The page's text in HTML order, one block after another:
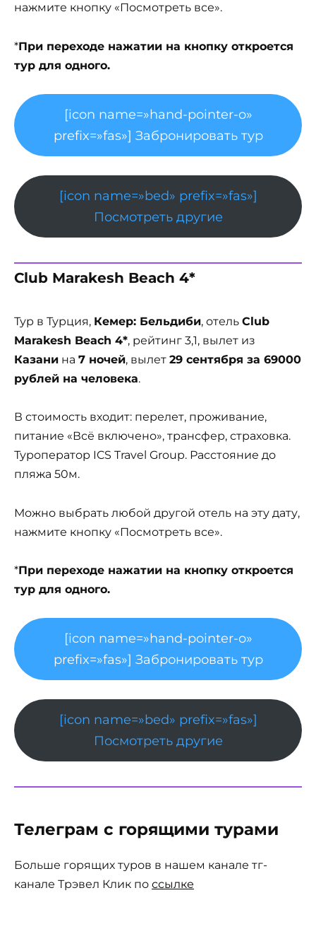
нажмите кнопку «Посмотреть все».
*При переходе нажатии на кнопку откроется
тур для одного.
[icon name=»hand-pointer-o»
prefix=»fas»] Забронировать тур
[icon name=»bed» prefix=»fas»]
Посмотреть другие
Club Marakesh Beach 4*
Тур в Турция, Кемер: Бельдиби, отель Club
Marakesh Beach 4*, рейтинг 3,1, вылет из
Казани на 7 ночей, вылет 29 сентября за 69000
рублей на человека.
В стоимость входит: перелет, проживание,
питание «Всё включено», трансфер, страховка.
Туроператор ICS Travel Group. Расстояние до
пляжа 50м.
Можно выбрать любой другой отель на эту дату,
нажмите кнопку «Посмотреть все».
*При переходе нажатии на кнопку откроется
тур для одного.
[icon name=»hand-pointer-o»
prefix=»fas»] Забронировать тур
[icon name=»bed» prefix=»fas»]
Посмотреть другие
Телеграм с горящими турами
Больше горящих туров в нашем канале тг-
канале Трэвел Клик по ссылке